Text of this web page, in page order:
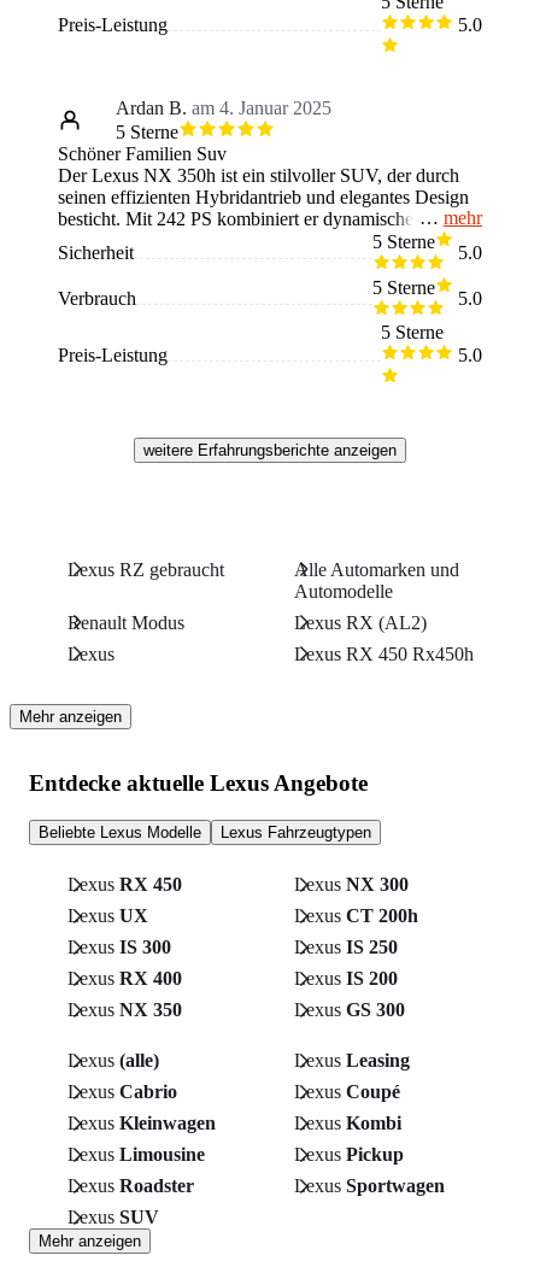
Preis-Leistung
5.0
Ardan B. am 4. Januar 2025
5 Sterne
Schöner Familien Suv
Der Lexus NX 350h ist ein stilvoller SUV, der durch
seinen effizienten Hybridantrieb und elegantes Design
besticht. Mit 242 PS kombiniert er dynamisches
Fahrverhalten mit niedrigen Verbrauchswerten. Im
Innenraum erwarten Sie modernste Technik, luxuriöse
Materialien und eine intuitive Bedienung. Der
geräumige Kofferraum und die umfassenden
Sicherheitsfunktionen machen ihn ideal für Alltag und
Reisen. Ein Premium-SUV, der Komfort, Leistung und
Nachhaltigkeit perfekt vereint.
mehr
Sicherheit
5 Sterne
5.0
Verbrauch
5 Sterne
5.0
Preis-Leistung
5 Sterne
5.0
weitere Erfahrungsberichte anzeigen
Lexus RZ gebraucht
Alle Automarken und
Automodelle
Renault Modus
Lexus RX (AL2)
Lexus
Lexus RX 450 Rx450h
Mehr anzeigen
Entdecke aktuelle Lexus Angebote
Beliebte Lexus Modelle Lexus Fahrzeugtypen
Lexus RX 450 Lexus NX 300
Lexus UX Lexus CT 200h
Lexus IS 300 Lexus IS 250
Lexus RX 400 Lexus IS 200
Lexus NX 350 Lexus GS 300
Lexus (alle) Lexus Leasing
Lexus Cabrio Lexus Coupé
Lexus Kleinwagen Lexus Kombi
Lexus Limousine Lexus Pickup
Lexus Roadster Lexus Sportwagen
Lexus SUV
Mehr anzeigen